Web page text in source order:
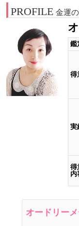
PROFILE 金運
鑑
得
実
得
内
オードリー